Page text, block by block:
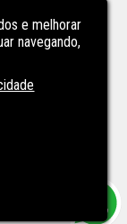
e melhorar
navegando,